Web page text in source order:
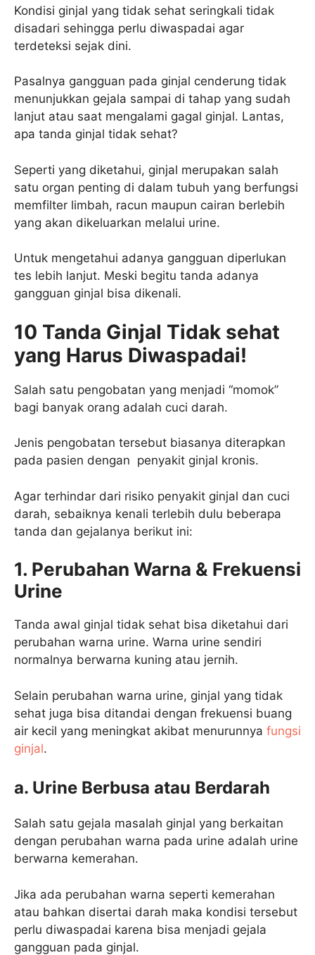
Kondisi ginjal yang tidak sehat seringkali tidak
disadari sehingga perlu diwaspadai agar
terdeteksi sejak dini.
Pasalnya gangguan pada ginjal cenderung tidak
menunjukkan gejala sampai di tahap yang sudah
lanjut atau saat mengalami gagal ginjal. Lantas,
apa tanda ginjal tidak sehat?
Seperti yang diketahui, ginjal merupakan salah
satu organ penting di dalam tubuh yang berfungsi
memfilter limbah, racun maupun cairan berlebih
yang akan dikeluarkan melalui urine.
Untuk mengetahui adanya gangguan diperlukan
tes lebih lanjut. Meski begitu tanda adanya
gangguan ginjal bisa dikenali.
10 Tanda Ginjal Tidak sehat
yang Harus Diwaspadai!
Salah satu pengobatan yang menjadi “momok”
bagi banyak orang adalah cuci darah.
Jenis pengobatan tersebut biasanya diterapkan
pada pasien dengan penyakit ginjal kronis.
Agar terhindar dari risiko penyakit ginjal dan cuci
darah, sebaiknya kenali terlebih dulu beberapa
tanda dan gejalanya berikut ini:
1. Perubahan Warna & Frekuensi
Urine
Tanda awal ginjal tidak sehat bisa diketahui dari
perubahan warna urine. Warna urine sendiri
normalnya berwarna kuning atau jernih.
Selain perubahan warna urine, ginjal yang tidak
sehat juga bisa ditandai dengan frekuensi buang
air kecil yang meningkat akibat menurunnya fungsi
ginjal.
a. Urine Berbusa atau Berdarah
Salah satu gejala masalah ginjal yang berkaitan
dengan perubahan warna pada urine adalah urine
berwarna kemerahan.
Jika ada perubahan warna seperti kemerahan
atau bahkan disertai darah maka kondisi tersebut
perlu diwaspadai karena bisa menjadi gejala
gangguan pada ginjal.